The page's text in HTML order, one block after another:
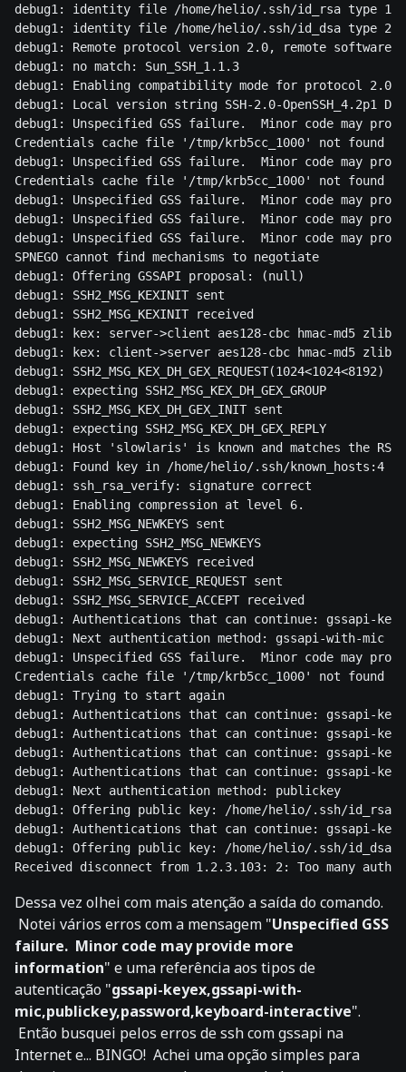
debug1: identity file /home/helio/.ssh/id_rsa type 1
debug1: identity file /home/helio/.ssh/id_dsa type 2
debug1: Remote protocol version 2.0, remote software
debug1: no match: Sun_SSH_1.1.3
debug1: Enabling compatibility mode for protocol 2.0
debug1: Local version string SSH-2.0-OpenSSH_4.2p1
debug1: Unspecified GSS failure.  Minor code may
Credentials cache file '/tmp/krb5cc_1000' not found
debug1: Unspecified GSS failure.  Minor code may
Credentials cache file '/tmp/krb5cc_1000' not found
debug1: Unspecified GSS failure.  Minor code may
debug1: Unspecified GSS failure.  Minor code may
debug1: Unspecified GSS failure.  Minor code may
SPNEGO cannot find mechanisms to negotiate
debug1: Offering GSSAPI proposal: (null)
debug1: SSH2_MSG_KEXINIT sent
debug1: SSH2_MSG_KEXINIT received
debug1: kex: server->client aes128-cbc hmac-md5 zlib
debug1: kex: client->server aes128-cbc hmac-md5 zlib
debug1: SSH2_MSG_KEX_DH_GEX_REQUEST(1024<1024<8192)
debug1: expecting SSH2_MSG_KEX_DH_GEX_GROUP
debug1: SSH2_MSG_KEX_DH_GEX_INIT sent
debug1: expecting SSH2_MSG_KEX_DH_GEX_REPLY
debug1: Host 'slowlaris' is known and matches the
debug1: Found key in /home/helio/.ssh/known_hosts:4
debug1: ssh_rsa_verify: signature correct
debug1: Enabling compression at level 6.
debug1: SSH2_MSG_NEWKEYS sent
debug1: expecting SSH2_MSG_NEWKEYS
debug1: SSH2_MSG_NEWKEYS received
debug1: SSH2_MSG_SERVICE_REQUEST sent
debug1: SSH2_MSG_SERVICE_ACCEPT received
debug1: Authentications that can continue: gssapi-
debug1: Next authentication method: gssapi-with-mic
debug1: Unspecified GSS failure.  Minor code may
Credentials cache file '/tmp/krb5cc_1000' not found
debug1: Trying to start again
debug1: Authentications that can continue: gssapi-
debug1: Authentications that can continue: gssapi-
debug1: Authentications that can continue: gssapi-
debug1: Authentications that can continue: gssapi-
debug1: Next authentication method: publickey
debug1: Offering public key: /home/helio/.ssh/id_rsa
debug1: Authentications that can continue: gssapi-
debug1: Offering public key: /home/helio/.ssh/id_dsa
Dessa vez olhei com mais atenção a saída do comando.
Notei vários erros com a mensagem "Unspecified GSS
failure. Minor code may provide more
information" e uma referência aos tipos de
autenticação "gssapi-keyex,gssapi-with-
mic,publickey,password,keyboard-interactive".
Então busquei pelos erros de ssh com gssapi na
Internet e... BINGO! Achei uma opção simples para